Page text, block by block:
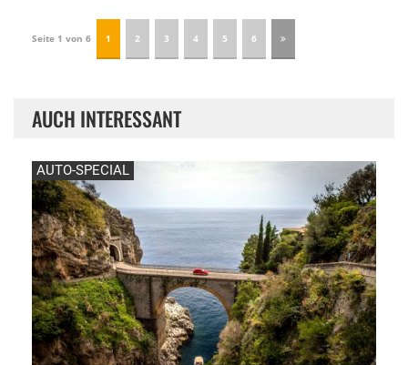
Seite 1 von 6 1 2 3 4 5 6
AUCH INTERESSANT
AUTO-SPECIAL